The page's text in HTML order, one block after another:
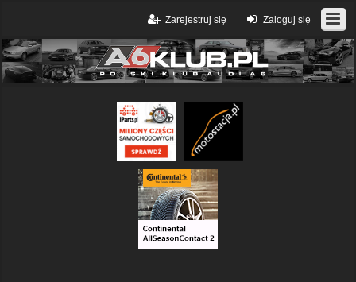
Zaloguj się
Zarejestruj się